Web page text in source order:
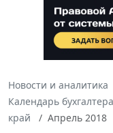
Новости и аналитика
Календарь бухгалтера
край
Апрель 2018